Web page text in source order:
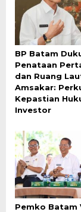
BP Batam
Penataan
dan Ruang
Amsakar:
Kepastian
Investor
Pemko Batam